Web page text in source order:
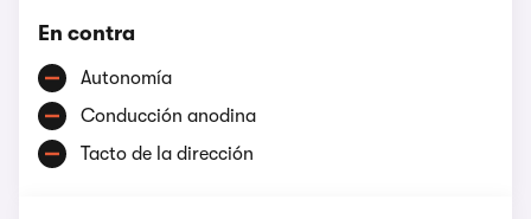
En contra
Autonomía
Conducción anodina
Tacto de la dirección